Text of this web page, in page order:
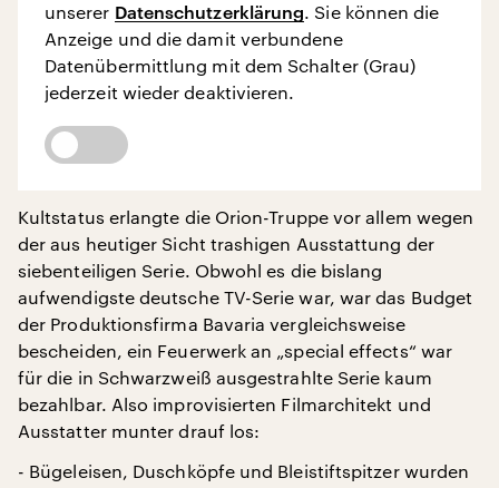
unserer Datenschutzerklärung. Sie können die
Anzeige und die damit verbundene
Datenübermittlung mit dem Schalter (Grau)
jederzeit wieder deaktivieren.
Kultstatus erlangte die Orion-Truppe vor allem wegen
der aus heutiger Sicht trashigen Ausstattung der
siebenteiligen Serie. Obwohl es die bislang
aufwendigste deutsche TV-Serie war, war das Budget
der Produktionsfirma Bavaria vergleichsweise
bescheiden, ein Feuerwerk an „special effects“ war
für die in Schwarzweiß ausgestrahlte Serie kaum
bezahlbar. Also improvisierten Filmarchitekt und
Ausstatter munter drauf los:
- Bügeleisen, Duschköpfe und Bleistiftspitzer wurden